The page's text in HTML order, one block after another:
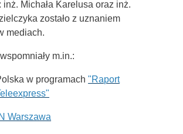
Michała Karelusa oraz inż.
zostało z uznaniem
mediach.
m.in.:
w programach"Raport
Warszawa